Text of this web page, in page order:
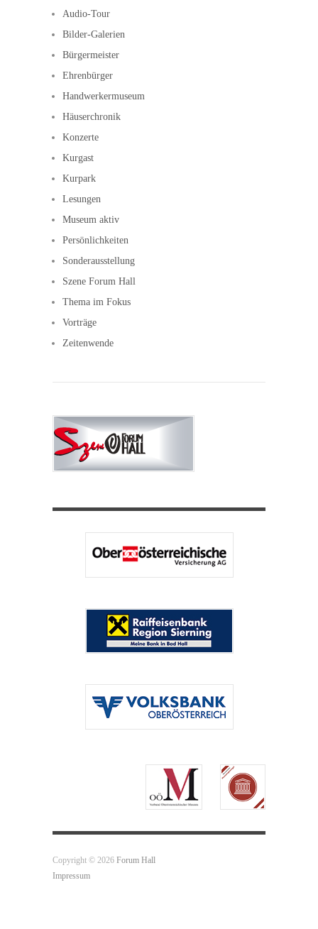
Audio-Tour
Bilder-Galerien
Bürgermeister
Ehrenbürger
Handwerkermuseum
Häuserchronik
Konzerte
Kurgast
Kurpark
Lesungen
Museum aktiv
Persönlichkeiten
Sonderausstellung
Szene Forum Hall
Thema im Fokus
Vorträge
Zeitenwende
Copyright © 2026 Forum Hall
Impressum